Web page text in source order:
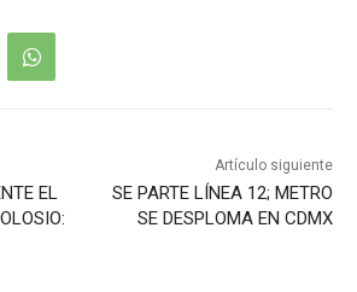
EL
Artículo siguiente
SE PARTE LÍNEA 12; METRO
SE DESPLOMA EN CDMX